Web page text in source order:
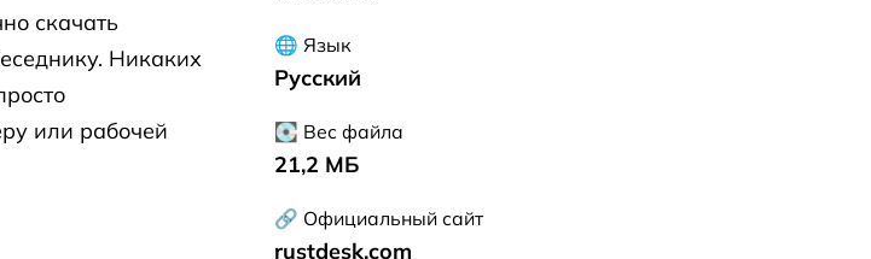
скачать
Никаких
или рабочей
🌐 Язык
Русский
💽 Вес файла
21,2 МБ
🔗 Официальный сайт
rustdesk.com